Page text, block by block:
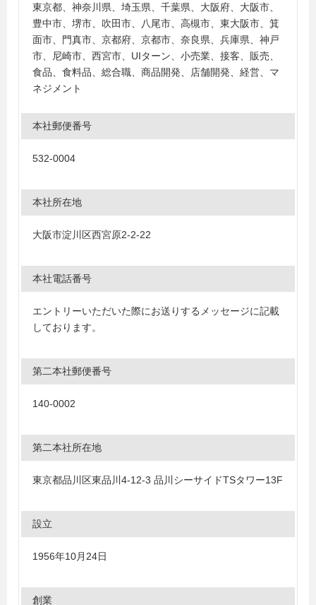
東京都、神奈川県、埼玉県、千葉県、大阪府、大阪市、
豊中市、堺市、吹田市、八尾市、高槻市、東大阪市、箕
面市、門真市、京都府、京都市、奈良県、兵庫県、神戸
市、尼崎市、西宮市、UIターン、小売業、接客、販売、
食品、食料品、総合職、商品開発、店舗開発、経営、マ
ネジメント
本社郵便番号
532-0004
本社所在地
大阪市淀川区西宮原2-2-22
本社電話番号
エントリーいただいた際にお送りするメッセージに記載
しております。
第二本社郵便番号
140-0002
第二本社所在地
東京都品川区東品川4-12-3 品川シーサイドTSタワー13F
設立
1956年10月24日
創業